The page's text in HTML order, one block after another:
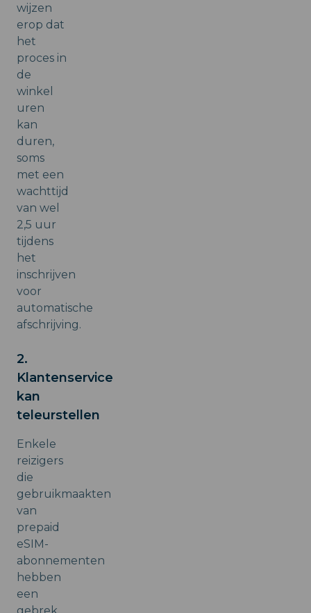
wijzen
erop dat
het
proces in
de
winkel
uren
kan
duren,
soms
met een
wachttijd
van wel
2,5 uur
tijdens
het
inschrijven
voor
automatische
afschrijving.
2.
Klantenservice
kan
teleurstellen
Enkele
reizigers
die
gebruikmaakten
van
prepaid
eSIM-
abonnementen
hebben
een
gebrek